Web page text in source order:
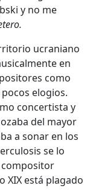
y no me
ucraniano
en
como
elogios.
concertista y
del mayor
a sonar en los
se lo
compositor
XIX está plagado